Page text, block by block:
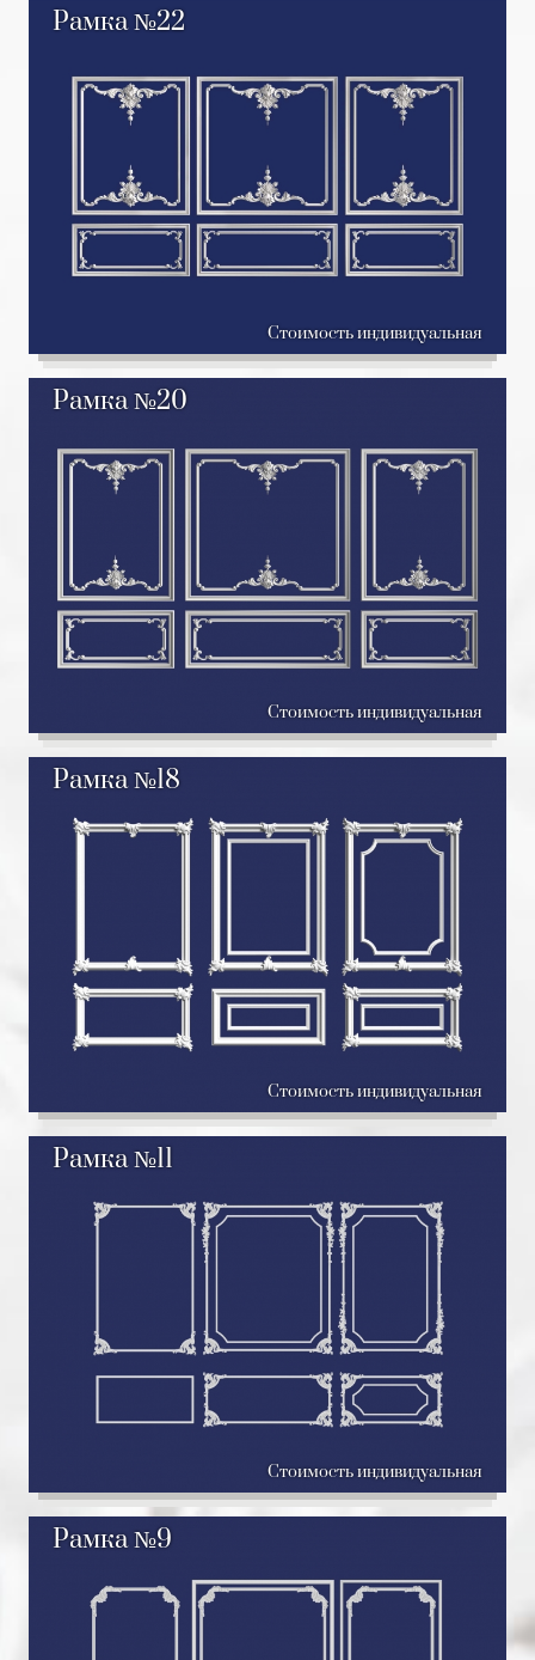
Рамка №22
Стоимость индивидуальная
Рамка №20
Стоимость индивидуальная
Рамка №18
Стоимость индивидуальная
Рамка №11
Стоимость индивидуальная
Рамка №9